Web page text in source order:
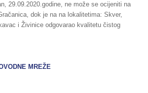
29.09.2020.godine, ne može se ocijeniti na
dok je na na lokalitetima: Skver,
i Živinice odgovarao kvalitetu čistog
MREŽE